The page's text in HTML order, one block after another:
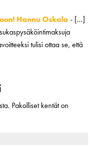
Hannu Oskala - [...]
tulisi ottaa se, että
Pakolliset kentät on